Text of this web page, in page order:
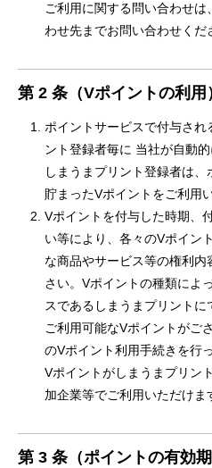
ご利用に関する問い合わせ
わせ先までお問い合わせくだ
第 2 条（Vポイントの利用
ポイントサービスで付与され
ント登録者毎に 当社が自動
しまうまプリント登録者は、
貯まったVポイントをご利用
Vポイントを付与した時期、
い等により、各々のVポイン
な商品やサービス等の権利
さい。Vポイントの種類によ
スであるしまうまプリント
ご利用可能なVポイントがご
のVポイント利用手続きを行
Vポイントがしまうまプリン
加企業等でご利用いただけま
第 3 条（ポイントの有効期